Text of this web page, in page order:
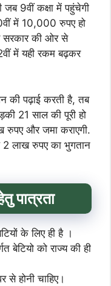
9वीं कक्षा में पहुंचेगी
में 10,000 रुपए हो
सरकार की ओर से
में यही रकम बढ़कर
की पढ़ाई करती है, तब
21 साल की पूरी हो
रुपए और जमा कराएगी.
2 लाख रुपए का भुगतान
पात्रता
के लिए ही है ।
बेटियो को राज्य की ही
से होनी चाहिए।